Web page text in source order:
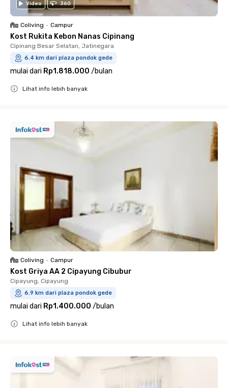
Video 360
Coliving • Campur
Kost Rukita Kebon Nanas Cipinang
Cipinang Besar Selatan, Jatinegara
6.4 km dari plaza pondok gede
mulai dari Rp1.818.000 /bulan
Lihat info lebih banyak
Coliving • Campur
Kost Griya AA 2 Cipayung Cibubur
Cipayung, Cipayung
6.9 km dari plaza pondok gede
mulai dari Rp1.400.000 /bulan
Lihat info lebih banyak